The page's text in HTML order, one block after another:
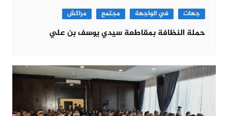
جهات في الواجهة مجتمع مراكش
حملة النظافة بمقاطعة سيدي يوسف بن علي